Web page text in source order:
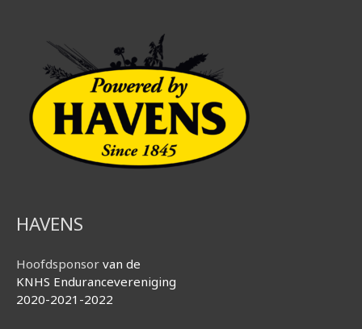
HAVENS
Hoofdsponsor van de
KNHS Endurancevereniging
2020-2021-2022